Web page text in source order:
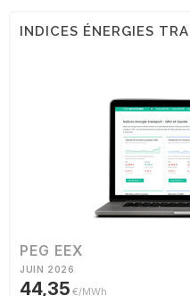
INDICES ÉNERGIES
PEG EEX
JUIN 2026
44,35 €/MWh